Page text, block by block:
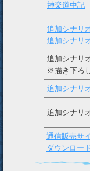
神楽道中記
追加シナリ
追加シナリ
追加シナリ
※描き下ろ
追加シナリ
追加シナリ
通信販売サ
ダウンロー